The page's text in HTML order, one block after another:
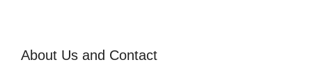
About Us and Contact